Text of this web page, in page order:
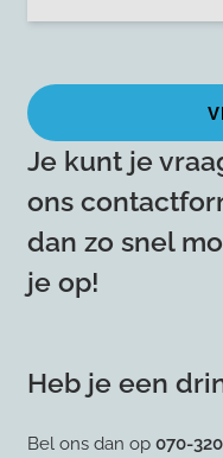
Je kunt je
ons
dan zo snel
je op!
Heb je een
Bel ons dan op 070-